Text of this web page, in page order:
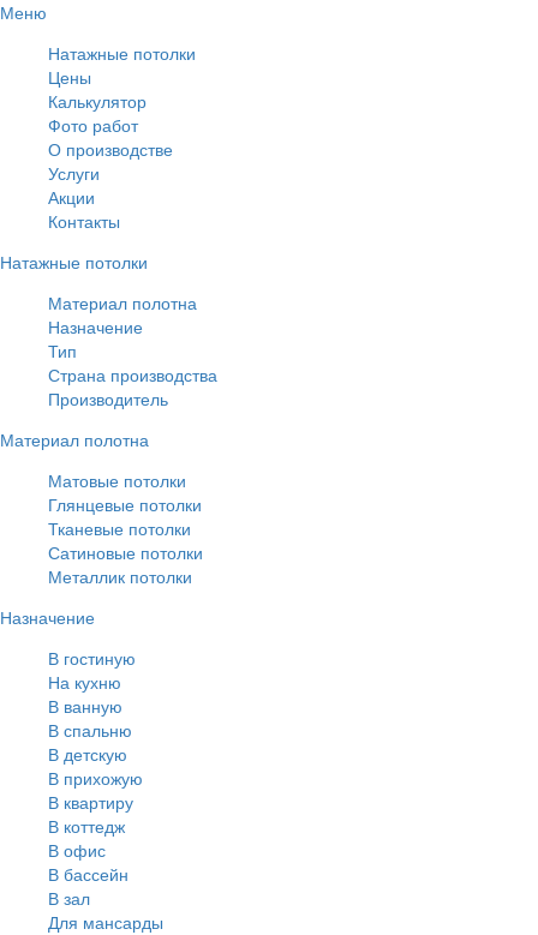
Меню
Натажные потолки
Цены
Калькулятор
Фото работ
О производстве
Услуги
Акции
Контакты
Натажные потолки
Материал полотна
Назначение
Тип
Страна производства
Производитель
Материал полотна
Матовые потолки
Глянцевые потолки
Тканевые потолки
Сатиновые потолки
Металлик потолки
Назначение
В гостиную
На кухню
В ванную
В спальню
В детскую
В прихожую
В квартиру
В коттедж
В офис
В бассейн
В зал
Для мансарды